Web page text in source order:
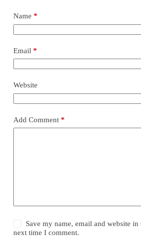
Name *
Email *
Website
Add Comment*
Save my name, email and website
next time I comment.